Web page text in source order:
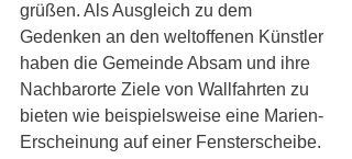
grüßen. Als Ausgleich zu dem
Gedenken an den weltoffenen Künstler
haben die Gemeinde Absam und ihre
Nachbarorte Ziele von Wallfahrten zu
bieten wie beispielsweise eine Marien-
Erscheinung auf einer Fensterscheibe.